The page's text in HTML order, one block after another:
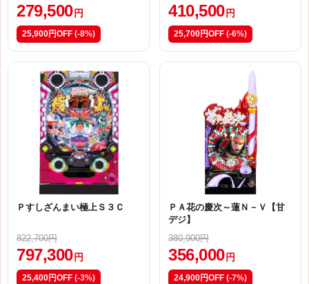
279,500 円
25,900円OFF (-8%)
410,500 円
25,700円OFF (-6%)
Ｐすしざんまい極上Ｓ３Ｃ
822,700円
797,300 円
25,400円OFF (-3%)
ＰＡ花の慶次～蓮Ｎ－Ｖ【甘
デジ】
380,900円
356,000 円
24,900円OFF (-7%)